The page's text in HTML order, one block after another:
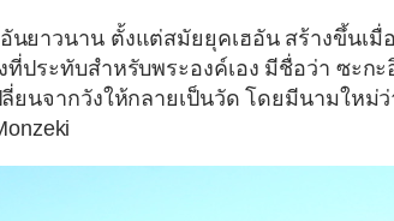
นยาวนาน ตั้งแต่สมัยยุคเฮอัน สร้างขึ้นเมื่
ที่ประทับสำหรับพระองค์เอง มีชื่อว่า ซะก
ยนจากวังให้กลายเป็นวัด โดยมีนามใหม่ว่